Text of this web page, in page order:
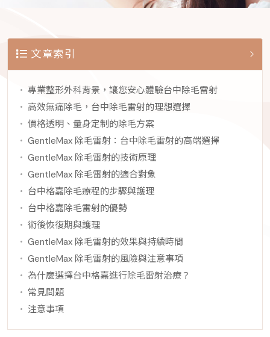
文章索引
專業整形外科背景，讓您安心體驗台中除毛雷射
高效無痛除毛，台中除毛雷射的理想選擇
價格透明、量身定制的除毛方案
GentleMax 除毛雷射：台中除毛雷射的高端選擇
GentleMax 除毛雷射的技術原理
GentleMax 除毛雷射的適合對象
台中格嘉除毛療程的步驟與護理
台中格嘉除毛雷射的優勢
術後恢復期與護理
GentleMax 除毛雷射的效果與持續時間
GentleMax 除毛雷射的風險與注意事項
為什麼選擇台中格嘉進行除毛雷射治療？
常見問題
注意事項